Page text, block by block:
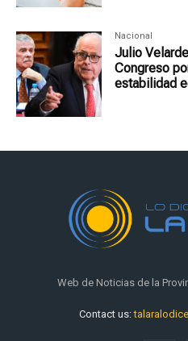
Nacional
Julio
Congreso
estabilidad
Web de Noticias de la
Contact us: